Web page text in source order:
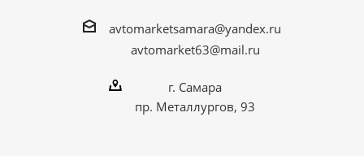
avtomarketsamara@yandex.ru
avtomarket63@mail.ru
г. Самара
пр. Металлургов, 93